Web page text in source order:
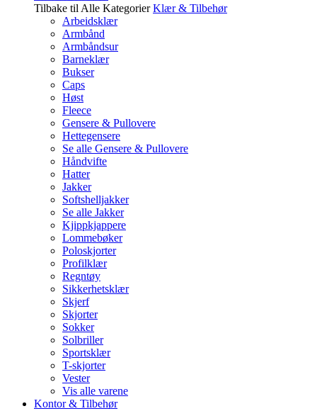
Tilbake til Alle Kategorier Klær & Tilbehør
Arbeidsklær
Armbånd
Armbåndsur
Barneklær
Bukser
Caps
Høst
Fleece
Gensere & Pullovere
Hettegensere
Se alle Gensere & Pullovere
Håndvifte
Hatter
Jakker
Softshelljakker
Se alle Jakker
Kjippkjappere
Lommebøker
Poloskjorter
Profilklær
Regntøy
Sikkerhetsklær
Skjerf
Skjorter
Sokker
Solbriller
Sportsklær
T-skjorter
Vester
Vis alle varene
Kontor & Tilbehør